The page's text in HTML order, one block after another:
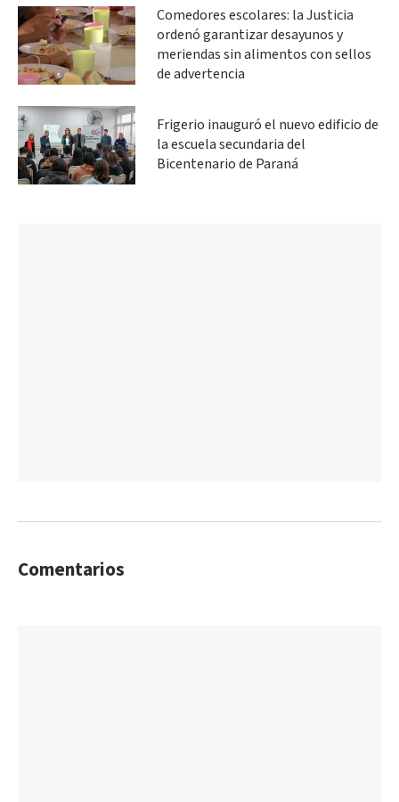
Comedores escolares: la Justicia
ordenó garantizar desayunos y
meriendas sin alimentos con sellos
de advertencia
Frigerio inauguró el nuevo edificio de
la escuela secundaria del
Bicentenario de Paraná
Comentarios